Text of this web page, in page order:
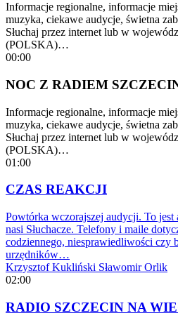
Informacje regionalne, informacje
muzyka, ciekawe audycje, świetna
Słuchaj przez internet lub w
(POLSKA)…
00:00
NOC Z RADIEM
Informacje regionalne, informacje
muzyka, ciekawe audycje, świetna
Słuchaj przez internet lub w
(POLSKA)…
01:00
CZAS REAKCJI
Powtórka wczorajszej audycji. To jest
nasi Słuchacze. Telefony i maile
codziennego, niesprawiedliwości czy
urzędników…
Krzysztof Kukliński Sławomir Orlik
02:00
RADIO SZCZECIN NA